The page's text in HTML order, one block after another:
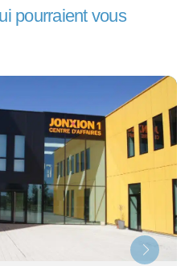
pourraient vous